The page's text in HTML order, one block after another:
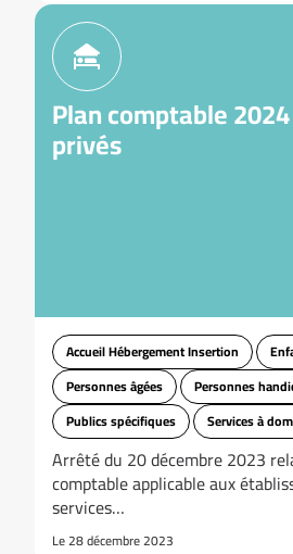
Plan comptable 2024
privés
Accueil Hébergement Insertion
Personnes âgées
Personnes
Publics spécifiques
Services à
Arrêté du 20 décembre 2023
comptable applicable aux
services…
Le 28 décembre 2023